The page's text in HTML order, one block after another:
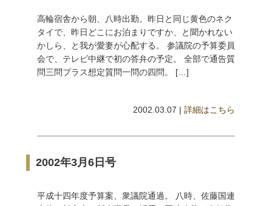
高輪宿舎から朝、八時出勤。昨日と同じ黄色のネク
タイで、昨日どこにお泊まりですか、と聞かれない
かしら、と我が愛妻が心配する。 参議院の予算委員
会で、テレビ中継で初の答弁の予定。 全部で通告質
問三問プラス想定質問一問の四問。 […]
2002.03.07 |詳細はこちら
2002年3月6日号
平成十四年度予算案、衆議院通過。 八時、佐藤国連